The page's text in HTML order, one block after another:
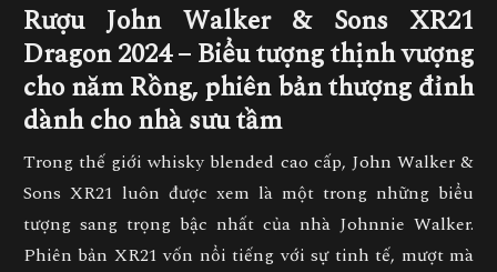
Rượu John Walker & Sons XR21
Dragon 2024 – Biểu tượng thịnh vượng
cho năm Rồng, phiên bản thượng đỉnh
dành cho nhà sưu tầm
Trong thế giới whisky blended cao cấp, John Walker &
Sons XR21 luôn được xem là một trong những biểu
tượng sang trọng bậc nhất của nhà Johnnie Walker.
Phiên bản XR21 vốn nổi tiếng với sự tinh tế, mượt mà